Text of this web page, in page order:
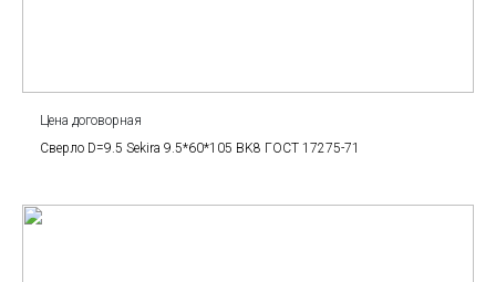
Цена договорная
Сверло D=9.5 Sekira 9.5*60*105 BK8 ГОСТ 17275-71